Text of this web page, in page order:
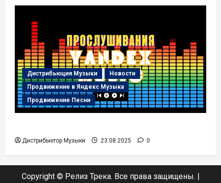
Дистрибьюция Музыки
Новости
Продвижение в Яндекс Музыка
Продвижение Песни
Дистрибьютор Музыки 23.08.2025 0
Copyright © Релиз Трека. Все права защищены. |